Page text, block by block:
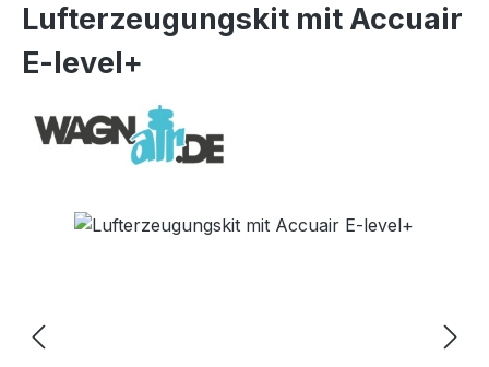
Lufterzeugungskit mit Accuair
E-level+
Bildergalerie überspringen